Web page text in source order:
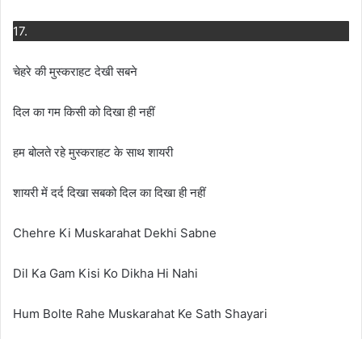
17.
चेहरे की मुस्कराहट देखी सबने
दिल का गम किसी को दिखा ही नहीं
हम बोलते रहे मुस्कराहट के साथ शायरी
शायरी में दर्द दिखा सबको दिल का दिखा ही नहीं
Chehre Ki Muskarahat Dekhi Sabne
Dil Ka Gam Kisi Ko Dikha Hi Nahi
Hum Bolte Rahe Muskarahat Ke Sath Shayari